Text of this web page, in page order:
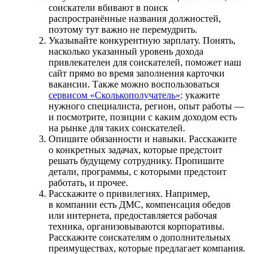
соискатели вбивают в поиск
распространённые названия должностей,
поэтому тут важно не перемудрить.
Указывайте конкурентную зарплату. Понять,
насколько указанный уровень дохода
привлекателен для соискателей, поможет наш
сайт прямо во время заполнения карточки
вакансии. Также можно воспользоваться
сервисом «Сколькополучатель»: укажите
нужного специалиста, регион, опыт работы —
и посмотрите, позиции с каким доходом есть
на рынке для таких соискателей.
Опишите обязанности и навыки. Расскажите
о конкретных задачах, которые предстоит
решать будущему сотруднику. Пропишите
детали, программы, с которыми предстоит
работать, и прочее.
Расскажите о привилегиях. Например,
в компании есть ДМС, компенсация обедов
или интернета, предоставляется рабочая
техника, организовываются корпоративы.
Расскажите соискателям о дополнительных
преимуществах, которые предлагает компания.